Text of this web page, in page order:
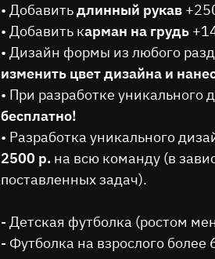
• Добавитьдлинный рукав
• Добавить карман на грудь
• Дизайн формы из любого
изменить цвет дизайна и
• При разработке
бесплатно!
• Разработка уникального
2500 р. на всю команду (в
поставленных задач).
- Детская футболка (ростом
- Футболка на взрослого